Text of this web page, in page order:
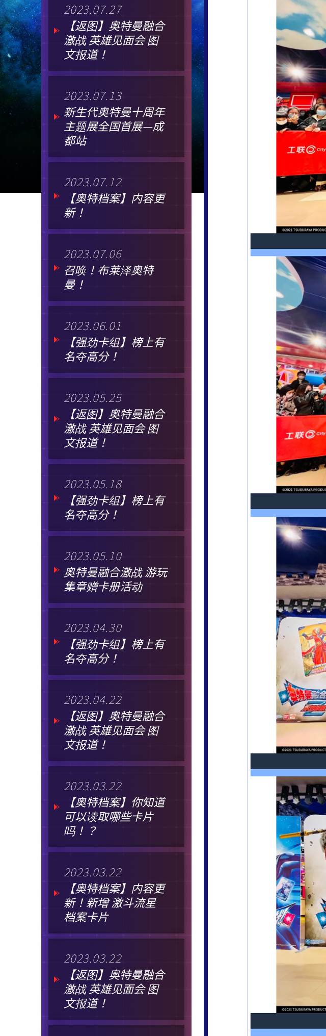
2023.07.27
【返图】奥特曼融合
激战 英雄见面会 图
文报道！
2023.07.13
新生代奥特曼十周年
主题展全国首展—成
都站
2023.07.12
【奥特档案】内容更
新！
2023.07.06
召唤！布莱泽奥特
曼！
2023.06.01
【强劲卡组】榜上有
名夺高分！
2023.05.25
【返图】奥特曼融合
激战 英雄见面会 图
文报道！
2023.05.18
【强劲卡组】榜上有
名夺高分！
2023.05.10
奥特曼融合激战 游玩
集章赠卡册活动
2023.04.30
【强劲卡组】榜上有
名夺高分！
2023.04.22
【返图】奥特曼融合
激战 英雄见面会 图
文报道！
2023.03.22
【奥特档案】你知道
可以读取哪些卡片
吗！？
2023.03.22
【奥特档案】内容更
新！新增 激斗流星
档案卡片
2023.03.22
【返图】奥特曼融合
激战 英雄见面会 图
文报道！